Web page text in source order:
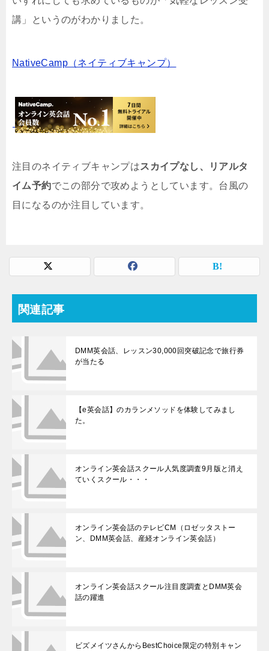
講」というのがわかりました。
NativeCamp（ネイティブキャンプ）
注目のネイティブキャンプはスカイプなし、リアルタ
イム予約でこの部分で攻めようとしています。台風の
目になるのか注目しています。
関連記事
DMM英会話、レッスン30,000回突破記念で旅行券
が当たる
【e英会話】のカランメソッドを体験してみまし
た。
オンライン英会話スクール人気度調査9月版と消え
ていくスクール・・・
オンライン英会話のテレビCM（ロゼッタストー
ン、DMM英会話、産経オンライン英会話）
オンライン英会話スクール注目度調査とDMM英会
話の躍進
ビズメイツさんからBestChoice限定の特別キャン